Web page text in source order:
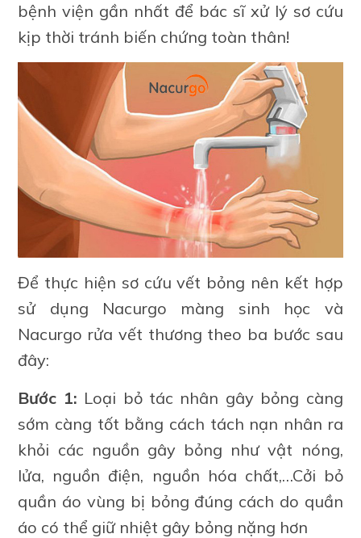
bệnh viện gần nhất để bác sĩ xử lý sơ cứu
kịp thời tránh biến chứng toàn thân!
Để thực hiện sơ cứu vết bỏng nên kết hợp
sử dụng Nacurgo màng sinh học và
Nacurgo rửa vết thương theo ba bước sau
đây:
Bước 1: Loại bỏ tác nhân gây bỏng càng
sớm càng tốt bằng cách tách nạn nhân ra
khỏi các nguồn gây bỏng như vật nóng,
lửa, nguồn điện, nguồn hóa chất,…Cởi bỏ
quần áo vùng bị bỏng đúng cách do quần
áo có thể giữ nhiệt gây bỏng nặng hơn